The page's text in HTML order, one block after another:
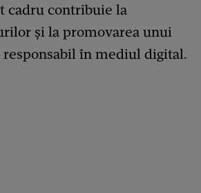
cadru contribuie la
și la promovarea unui
în mediul digital.